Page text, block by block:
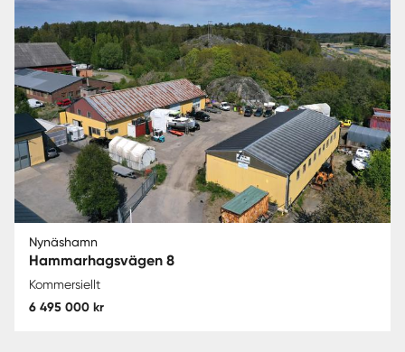
Nynäshamn
Hammarhagsvägen 8
Kommersiellt
6 495 000 kr